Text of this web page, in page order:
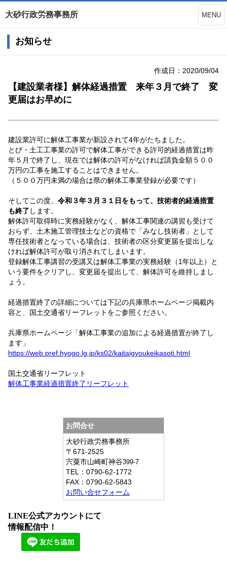
大砂行政労務事務所 MENU
お知らせ
作成日：2020/09/04
【建設業者様】解体経過措置 来年３月で終了 変
更届はお早めに
建設業許可に解体工事業が新設されて4年がたちました。
とび・土工工事業の許可で解体工事ができる許可的経過措置は昨
年５月で終了し、現在では解体の許可がなければ請負金額５００
万円の工事を施工することはできません。
（５００万円未満の場合は県の解体工事業登録が必要です）
そしてこの度、 令和３年３月３１日をもって、技術者的経過措置
も終了 します。
解体許可取得時に実務経験がなく、解体工事関連の講習も受けて
おらず、土木施工管理技士などの資格で「みなし技術者」として
専任技術者となっている場合は、技術者の区分変更届を提出しな
ければ解体許可が取り消されてしまいます。
登録解体工事講習の受講又は解体工事業の実務経験（1年以上）と
いう要件をクリアし、変更届を提出して、解体許可を維持しまし
ょう。
経過措置終了の詳細については下記の兵庫県ホームページ掲載内
容と、国土交通省リーフレットをご参照ください。
兵庫県ホームページ「解体工事業の追加による経過措置が終了し
ます」
https://web.pref.hyogo.lg.jp/ks02/kaitaigyoukeikasoti.html
国土交通省リーフレット
解体工事業経過措置終了リーフレット
お問合せ
大砂行政労務事務所
〒671-2525
宍粟市山崎町神谷399-7
TEL： 0790-62-1772
FAX： 0790-62-5843
お問い合せフォーム
LINE公式アカウントにて
情報配信中！